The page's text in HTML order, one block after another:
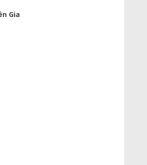
Gia